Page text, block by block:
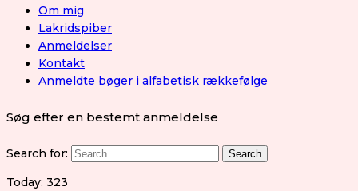
Om mig
Lakridspiber
Anmeldelser
Kontakt
Anmeldte bøger i alfabetisk rækkefølge
Søg efter en bestemt anmeldelse
Search for:
Today: 323